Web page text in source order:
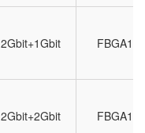
2Gbit+1Gbit FBGA162
2Gbit+2Gbit FBGA162